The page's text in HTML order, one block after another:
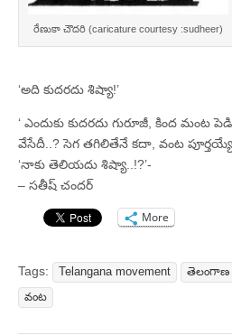
రేణుకా చౌదరి (caricature courtesy :sudheer)
‘అది కుదరదు శిష్యా!’
‘ ఎందుకు కుదరదు గురూజీ, కింద మంట
వేసేదీ..? సెగ తగిలితేనే కదా, వంట
‘నాకు తెలియదు శిష్యా..!?’-
– సతీష్ చందర్
More
Tags: Telangana movement తెలంగాణ
వంట